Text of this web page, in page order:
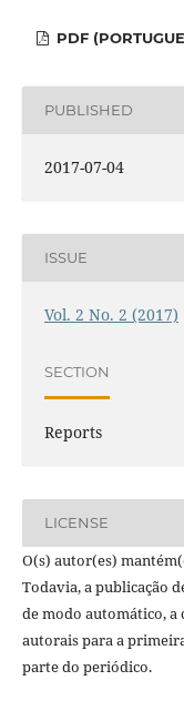
PDF
PUBLISHED
2017-07-04
ISSUE
Vol. 2 No. 2 (2017)
SECTION
Reports
LICENSE
O(s) autor(es)
Todavia, a publicação
de modo automático, a
autorais para a
parte do periódico.